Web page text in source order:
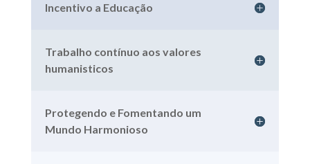
Incentivo a Educação
Trabalho contínuo aos valores
humanisticos
Protegendo e Fomentando um
Mundo Harmonioso